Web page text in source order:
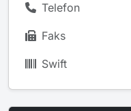
Telefon
Faks
Swift